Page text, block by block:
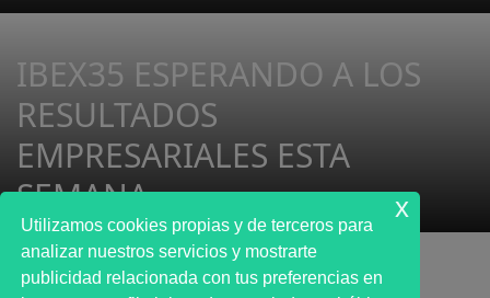
IBEX35 ESPERANDO A LOS
RESULTADOS
EMPRESARIALES ESTA
SEMANA
Utilizamos cookies propias y de terceros para
analizar nuestros servicios y mostrarte
publicidad relacionada con tus preferencias en
x